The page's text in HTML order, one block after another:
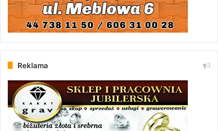
Reklama